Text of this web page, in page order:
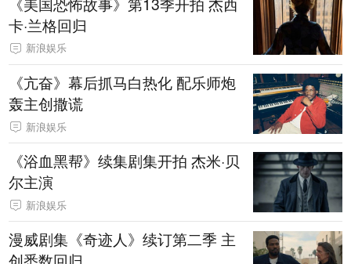
卡·兰格回归
新浪娱乐
《亢奋》幕后抓马白热化 配乐师炮
轰主创撒谎
新浪娱乐
《浴血黑帮》续集剧集开拍 杰米·贝
尔主演
新浪娱乐
漫威剧集《奇迹人》续订第二季 主